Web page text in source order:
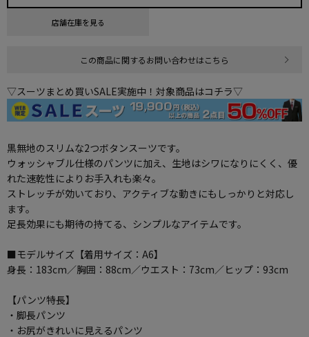
店舗在庫を見る
この商品に関するお問い合わせはこちら
▽スーツまとめ買いSALE実施中！対象商品はコチラ▽
黒無地のスリムな2つボタンスーツです。
ウォッシャブル仕様のパンツに加え、生地はシワになりにくく、優
れた速乾性によりお手入れも楽々。
ストレッチが効いており、アクティブな動きにもしっかりと対応し
ます。
足長効果にも期待の持てる、シンプルなアイテムです。
■モデルサイズ【着用サイズ：A6】
身長：183cm／胸囲：88cm／ウエスト：73cm／ヒップ：93cm
【パンツ特長】
・脚長パンツ
・お尻がきれいに見えるパンツ